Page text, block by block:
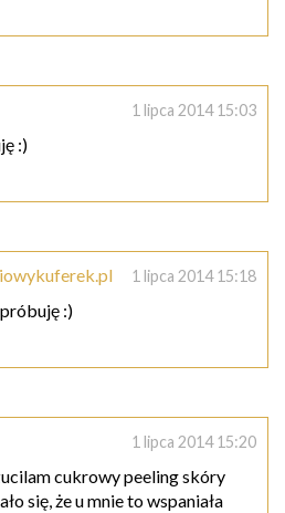
1 lipca 2014 15:03
:)
1 lipca 2014 15:18
:)
1 lipca 2014 15:20
cukrowy peeling skóry
się, że u mnie to wspaniała